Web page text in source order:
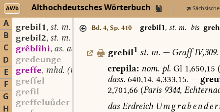
AWb Althochdeutsches Wörterbuch
A
B
C
D
E
F
G
H
grebil1, st. m.
grebil2, st. m.
grêblîhi, as. adj.
gredeunge
greffe, mhd. (mfrk.) sw. (m.?)
greffel
grefil
greffeluder
Bd. 4, Sp. 410 grebil1, st. m. bis
grebil1 st. m. —GraffIV,309.
crepila: nom.pl.Gl1,650,15 (
dass. 640,14. 4,333,15. —
2,701,66 (Paris 9344,
dasErdreich